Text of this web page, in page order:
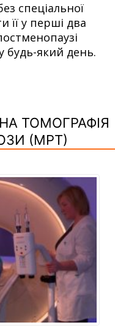
спеціальної
її у перші два
будь-який день.
ТОМОГРАФІЯ
(МРТ)